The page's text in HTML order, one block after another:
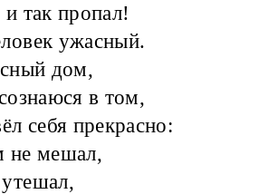
так пропал!
ужасный.
дом,
в том,
себя прекрасно:
не мешал,